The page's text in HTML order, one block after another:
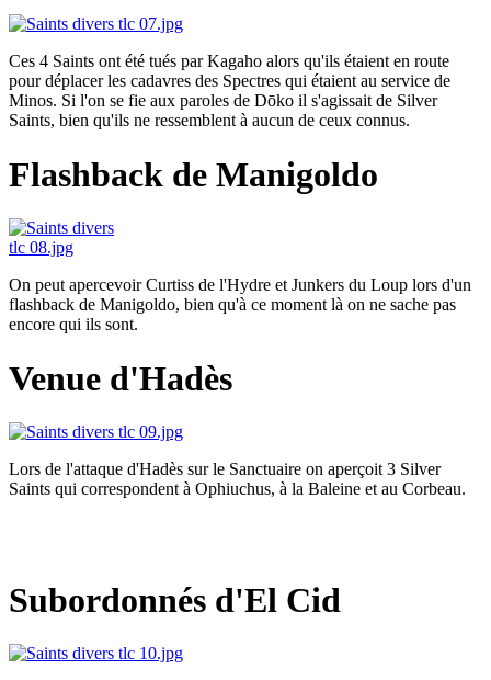
Ces 4 Saints ont été tués par Kagaho alors qu'ils étaient en route
pour déplacer les cadavres des Spectres qui étaient au service de
Minos. Si l'on se fie aux paroles de Dōko il s'agissait de Silver
Saints, bien qu'ils ne ressemblent à aucun de ceux connus.
Flashback de Manigoldo
On peut apercevoir Curtiss de l'Hydre et Junkers du Loup lors d'un
flashback de Manigoldo, bien qu'à ce moment là on ne sache pas
encore qui ils sont.
Venue d'Hadès
Lors de l'attaque d'Hadès sur le Sanctuaire on aperçoit 3 Silver
Saints qui correspondent à Ophiuchus, à la Baleine et au Corbeau.
Subordonnés d'El Cid